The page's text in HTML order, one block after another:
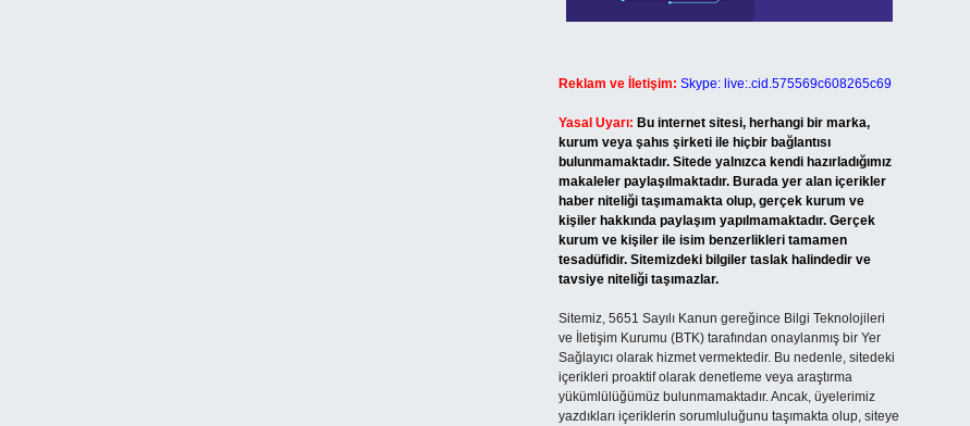
Reklam ve İletişim: Skype: live:.cid.575569c608265c69
Yasal Uyarı: Bu internet sitesi, herhangi bir marka,
kurum veya şahıs şirketi ile hiçbir bağlantısı
bulunmamaktadır. Sitede yalnızca kendi hazırladığımız
makaleler paylaşılmaktadır. Burada yer alan içerikler
haber niteliği taşımamakta olup, gerçek kurum ve
kişiler hakkında paylaşım yapılmamaktadır. Gerçek
kurum ve kişiler ile isim benzerlikleri tamamen
tesadüfidir. Sitemizdeki bilgiler taslak halindedir ve
tavsiye niteliği taşımazlar.
Sitemiz, 5651 Sayılı Kanun gereğince Bilgi Teknolojileri
ve İletişim Kurumu (BTK) tarafından onaylanmış bir Yer
Sağlayıcı olarak hizmet vermektedir. Bu nedenle, sitedeki
içerikleri proaktif olarak denetleme veya araştırma
yükümlülüğümüz bulunmamaktadır. Ancak, üyelerimiz
yazdıkları içeriklerin sorumluluğunu taşımakta olup, siteye